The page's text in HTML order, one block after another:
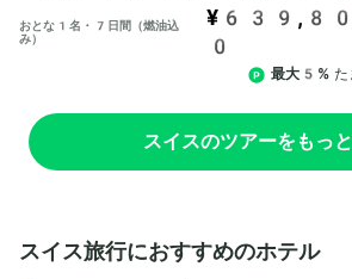
おとな1名・7日間（燃油込
み）
¥639,80
0
最大5% た
スイスのツアーをもっ
スイス旅行におすすめのホテル